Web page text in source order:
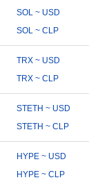
SOL ~ USD
SOL ~ CLP
TRX ~ USD
TRX ~ CLP
STETH ~ USD
STETH ~ CLP
HYPE ~ USD
HYPE ~ CLP